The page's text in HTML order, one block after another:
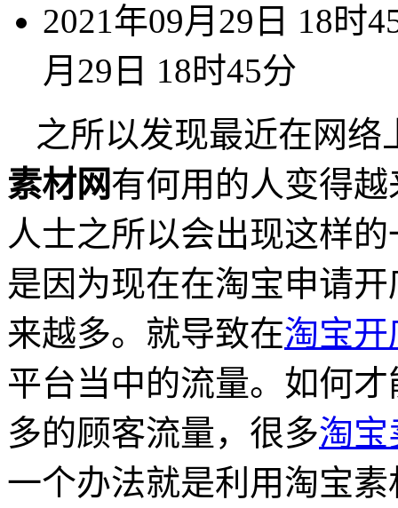
2021年09月29日 18时
月29日 18时45分
之所以发现最近在网络
素材网有何用的人变得
人士之所以会出现这样
是因为现在在淘宝申请
来越多。就导致在淘宝开
平台当中的流量。如何
多的顾客流量，很多淘宝
一个办法就是利用淘宝